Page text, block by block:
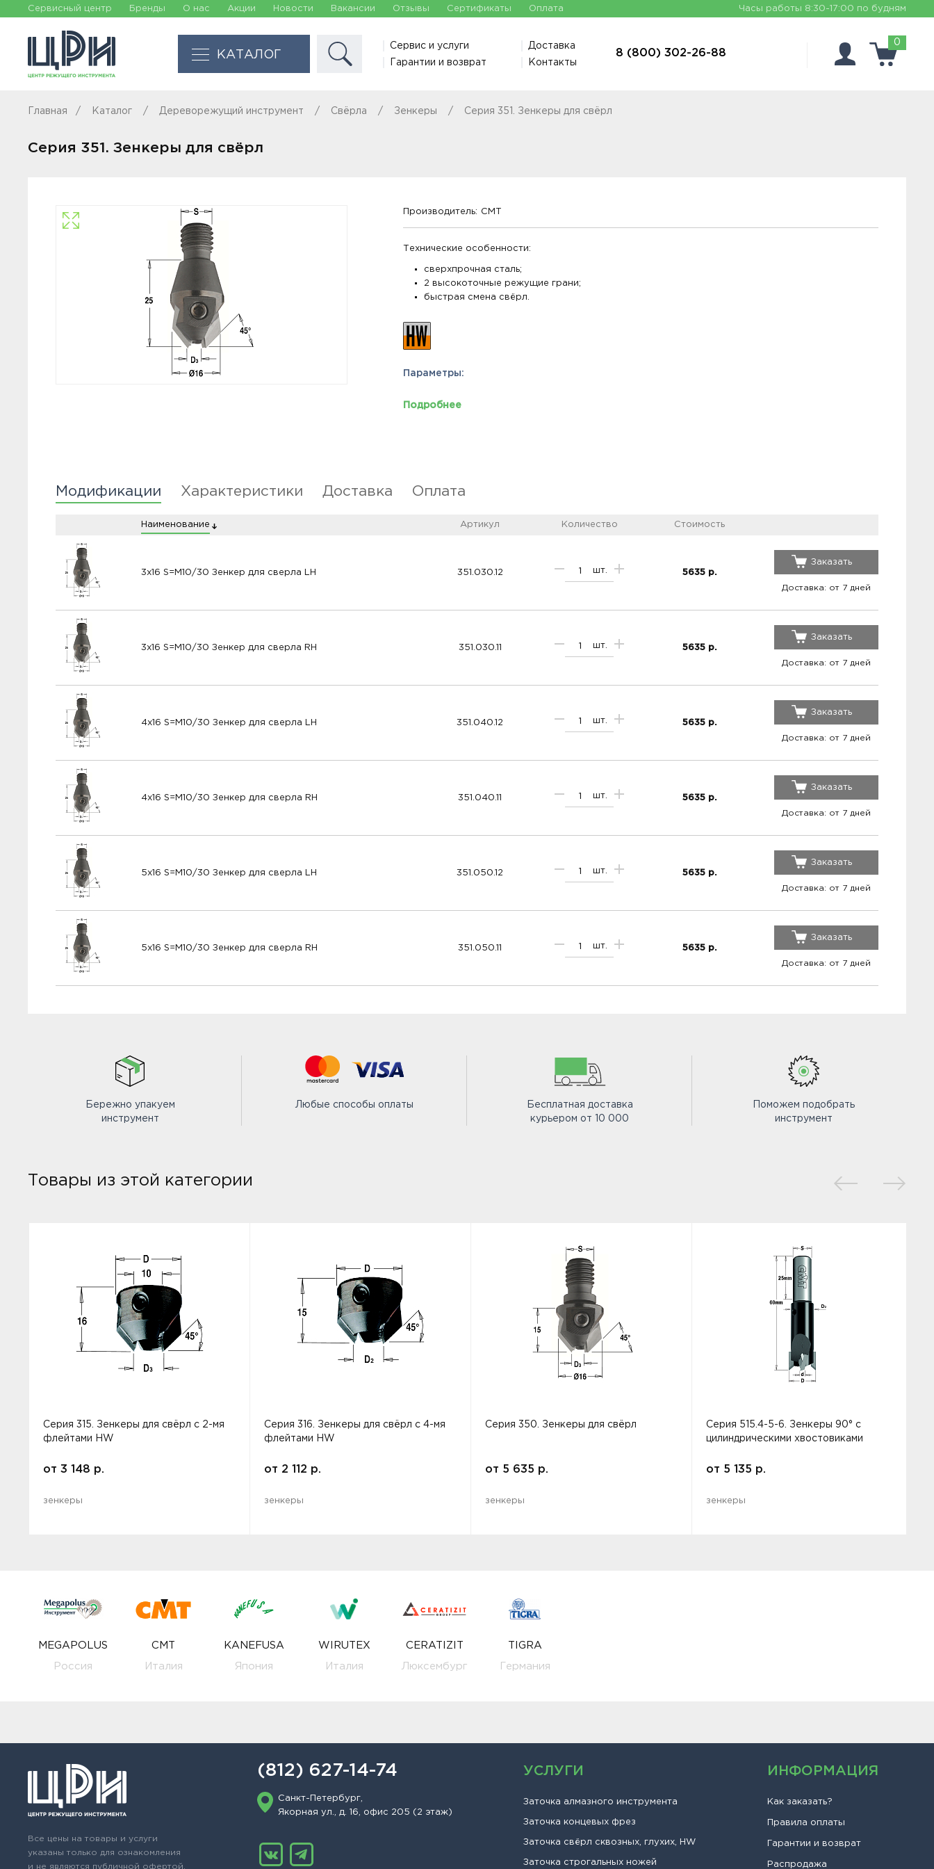
Сервисный центр Бренды О нас Акции Новости Вакансии Отзывы Сертификаты Оплата Часы работы 8:30-17:00 по будням
КАТАЛОГ
Сервис и услуги
Гарантии и возврат
Доставка
Контакты
8 (800) 302-26-88
0
Главная Каталог Дереворежущий инструмент Свёрла Зенкеры Серия 351. Зенкеры для свёрл
Серия 351. Зенкеры для свёрл
Производитель: CMT
Технические особенности:
сверхпрочная сталь;
2 высокоточные режущие грани;
быстрая смена свёрл.
Параметры:
Подробнее
Модификации Характеристики Доставка Оплата
Наименование Артикул Количество Стоимость
3x16 S=M10/30 Зенкер для сверла LH 351.030.12 шт. 5635 р.
Заказать
Доставка: от 7 дней
3x16 S=M10/30 Зенкер для сверла RH 351.030.11 шт. 5635 р.
Заказать
Доставка: от 7 дней
4x16 S=M10/30 Зенкер для сверла LH 351.040.12 шт. 5635 р.
Заказать
Доставка: от 7 дней
4x16 S=M10/30 Зенкер для сверла RH 351.040.11 шт. 5635 р.
Заказать
Доставка: от 7 дней
5x16 S=M10/30 Зенкер для сверла LH 351.050.12 шт. 5635 р.
Заказать
Доставка: от 7 дней
5x16 S=M10/30 Зенкер для сверла RH 351.050.11 шт. 5635 р.
Заказать
Доставка: от 7 дней
Бережно упакуем
инструмент
Любые способы оплаты
Бесплатная доставка
курьером от 10 000
Поможем подобрать
инструмент
Товары из этой категории
Серия 315. Зенкеры для свёрл с 2-мя
флейтами HW
от 3 148 р.
зенкеры
Серия 316. Зенкеры для свёрл с 4-мя
флейтами HW
от 2 112 р.
зенкеры
Серия 350. Зенкеры для свёрл
от 5 635 р.
зенкеры
Серия 515.4-5-6. Зенкеры 90° с
цилиндрическими хвостовиками
от 5 135 р.
зенкеры
MEGAPOLUS
Россия
CMT
Италия
KANEFUSA
Япония
WIRUTEX
Италия
CERATIZIT
Люксембург
TIGRA
Германия
Все цены на товары и услуги
указаны только для ознакомления
и не являются публичной офертой.
(812) 627-14-74
Санкт-Петербург,
Якорная ул., д. 16, офис 205 (2 этаж)
УСЛУГИ
Заточка алмазного инструмента
Заточка концевых фрез
Заточка свёрл сквозных, глухих, HW
Заточка строгальных ножей
ИНФОРМАЦИЯ
Как заказать?
Правила оплаты
Гарантии и возврат
Распродажа